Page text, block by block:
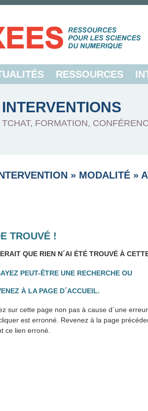
RESSOURCES
INTERVENTIONS
TCHAT, FORMATION,
» MODALITÉ »
TROUVÉ !
QUE RIEN N´AI ÉTÉ TROUVÉ À
PEUT-ÊTRE UNE RECHERCHE OU
À LA PAGE D´ACCUEIL.
sur cette page non pas à cause d´une
est erronné. Revenez à la page
ce lien erroné.